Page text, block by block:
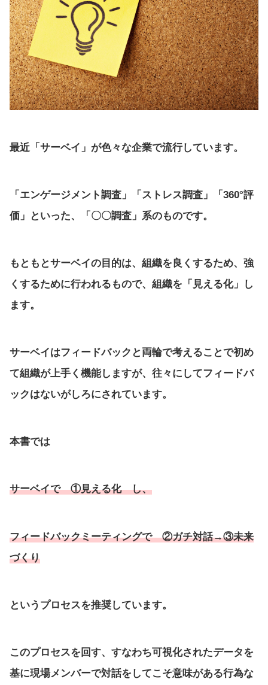
最近「サーベイ」が色々な企業で流行しています。
「エンゲージメント調査」「ストレス調査」「360°評
価」といった、「〇〇調査」系のものです。
もともとサーベイの目的は、組織を良くするため、強
くするために行われるもので、組織を「見える化」し
ます。
サーベイはフィードバックと両輪で考えることで初め
て組織が上手く機能しますが、往々にしてフィードバ
ックはないがしろにされています。
本書では
サーベイで ①見える化 し、
フィードバックミーティングで ②ガチ対話→③未来
づくり
というプロセスを推奨しています。
このプロセスを回す、すなわち可視化されたデータを
基に現場メンバーで対話をしてこそ意味がある行為な